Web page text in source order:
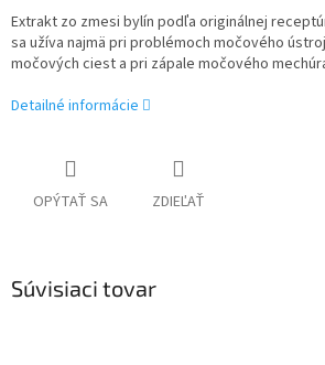
Extrakt zo zmesi bylín podľa originálnej
sa užíva najmä pri problémoch močového
močových ciest a pri zápale močového
Detailné informácie
OPÝTAŤ SA ZDIEĽAŤ
Súvisiaci tovar